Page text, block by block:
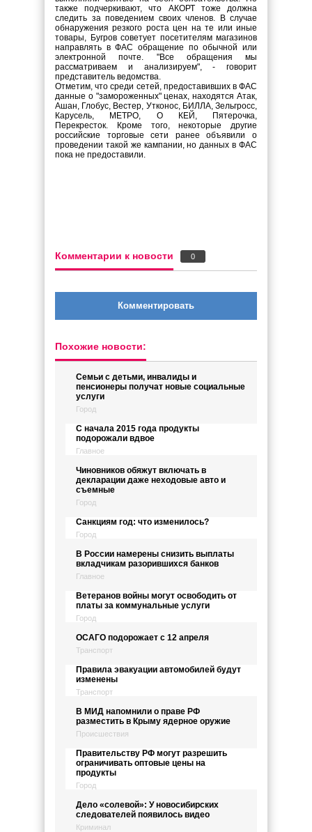
также подчеркивают, что АКОРТ тоже должна
следить за поведением своих членов. В случае
обнаружения резкого роста цен на те или иные
товары, Бугров советует посетителям магазинов
направлять в ФАС обращение по обычной или
электронной почте. "Все обращения мы
рассматриваем и анализируем", - говорит
представитель ведомства.
Отметим, что среди сетей, предоставивших в ФАС
данные о "замороженных" ценах, находятся Атак,
Ашан, Глобус, Вестер, Утконос, БИЛЛА, Зельгросс,
Карусель, МЕТРО, О КЕЙ, Пятерочка,
Перекресток. Кроме того, некоторые другие
российские торговые сети ранее объявили о
проведении такой же кампании, но данных в ФАС
пока не предоставили.
Комментарии к новости 0
Комментировать
Похожие новости:
Семьи с детьми, инвалиды и
пенсионеры получат новые социальные
услуги
Город
С начала 2015 года продукты
подорожали вдвое
Главное
Чиновников обяжут включать в
декларации даже неходовые авто и
съемные
Город
Санкциям год: что изменилось?
Город
В России намерены снизить выплаты
вкладчикам разорившихся банков
Главное
Ветеранов войны могут освободить от
платы за коммунальные услуги
Город
ОСАГО подорожает с 12 апреля
Транспорт
Правила эвакуации автомобилей будут
изменены
Транспорт
В МИД напомнили о праве РФ
разместить в Крыму ядерное оружие
Происшествия
Правительству РФ могут разрешить
ограничивать оптовые цены на
продукты
Город
Дело «солевой»: У новосибирских
следователей появилось видео
Криминал